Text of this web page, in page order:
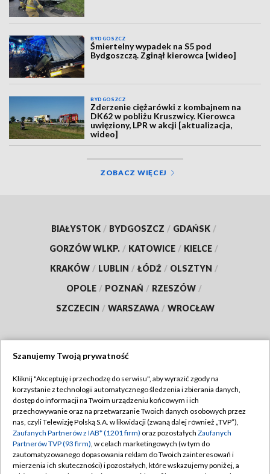
BYDGOSZCZ
Śmiertelny wypadek na S5 pod
Bydgoszczą. Zginął kierowca [wideo]
BYDGOSZCZ
Zderzenie ciężarówki z kombajnem na
DK62 w pobliżu Kruszwicy. Kierowca
uwięziony, LPR w akcji [aktualizacja,
wideo]
ZOBACZ WIĘCEJ
BIAŁYSTOK / BYDGOSZCZ / GDAŃSK /
GORZÓW WLKP. / KATOWICE / KIELCE /
KRAKÓW / LUBLIN / ŁÓDŹ / OLSZTYN /
OPOLE / POZNAŃ / RZESZÓW /
SZCZECIN / WARSZAWA / WROCŁAW
TVP
Abonament TVP
Emisja w TVP
Centrum informacji TVP
Naziemna Telewizja Cyfrowa
Regulamin TVP
Polityka prywatności
Moje zgody
Szanujemy Twoją prywatność
Kliknij "Akceptuję i przechodzę do serwisu", aby wyrazić zgody na
korzystanie z technologii automatycznego śledzenia i zbierania danych,
dostęp do informacji na Twoim urządzeniu końcowym i ich
przechowywanie oraz na przetwarzanie Twoich danych osobowych przez
nas, czyli Telewizję Polską S.A. w likwidacji (zwaną dalej również „TVP”),
Zaufanych Partnerów z IAB* (1201 firm) oraz pozostałych Zaufanych
Partnerów TVP (93 firm), w celach marketingowych (w tym do
zautomatyzowanego dopasowania reklam do Twoich zainteresowań i
mierzenia ich skuteczności) i pozostałych, które wskazujemy poniżej, a